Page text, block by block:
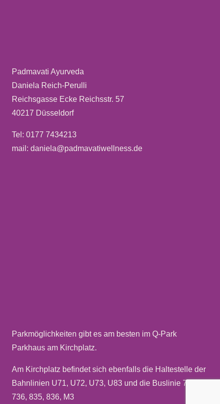
Padmavati Ayurveda
Daniela Reich-Perulli
Reichsgasse Ecke Reichsstr. 57
40217 Düsseldorf
Tel: 0177 7434213
mail: daniela@padmavatiwellness.de
Parkmöglichkeiten gibt es am besten im Q-Park
Parkhaus am Kirchplatz.
Am Kirchplatz befindet sich ebenfalls die Haltestelle der
Bahnlinien U71, U72, U73, U83 und die Buslinie 732,
736, 835, 836, M3